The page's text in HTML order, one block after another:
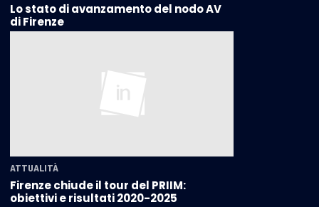
Lo stato di avanzamento del nodo AV
di Firenze
ATTUALITÀ
Firenze chiude il tour del PRIIM:
obiettivi e risultati 2020-2025